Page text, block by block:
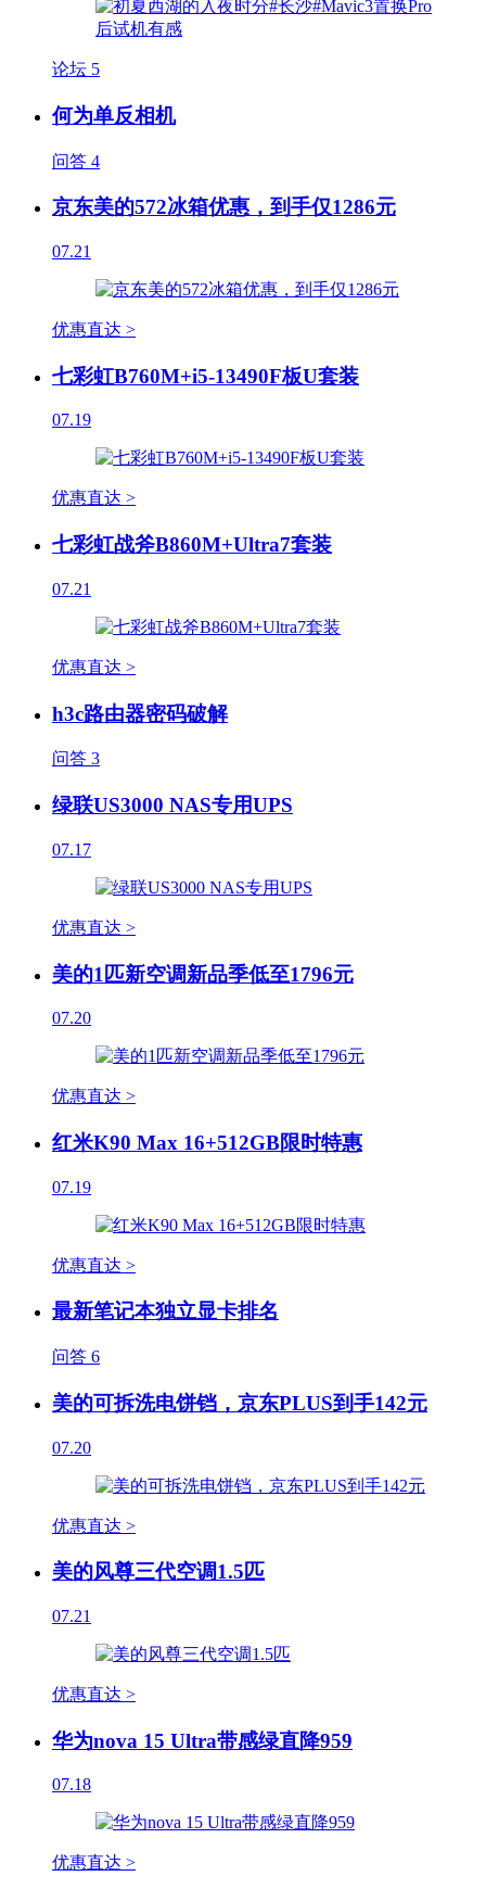
论坛 5
何为单反相机
问答 4
京东美的572冰箱优惠，到手仅1286元
07.21
优惠直达 >
七彩虹B760M+i5-13490F板U套装
07.19
优惠直达 >
七彩虹战斧B860M+Ultra7套装
07.21
优惠直达 >
h3c路由器密码破解
问答 3
绿联US3000 NAS专用UPS
07.17
优惠直达 >
美的1匹新空调新品季低至1796元
07.20
优惠直达 >
红米K90 Max 16+512GB限时特惠
07.19
优惠直达 >
最新笔记本独立显卡排名
问答 6
美的可拆洗电饼铛，京东PLUS到手142元
07.20
优惠直达 >
美的风尊三代空调1.5匹
07.21
优惠直达 >
华为nova 15 Ultra带感绿直降959
07.18
优惠直达 >